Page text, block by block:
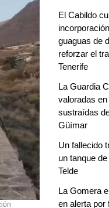
El Cabildo
guaguas de
reforzar el
Tenerife
La Guardia
valoradas
sustraídas
Güímar
Un fallecido
un tanque
Telde
La Gomera
en alerta por